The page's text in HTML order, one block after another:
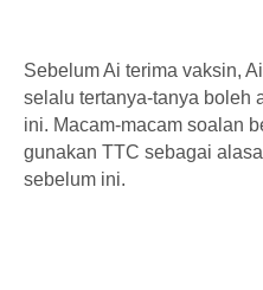
Sebelum Ai terima vaksin,
selalu tertanya-tanya boleh
ini. Macam-macam soalan
gunakan TTC sebagai
sebelum ini.